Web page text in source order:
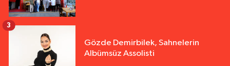
Gözde Demirbilek, Sahnelerin
Albümsüz Assolisti
3